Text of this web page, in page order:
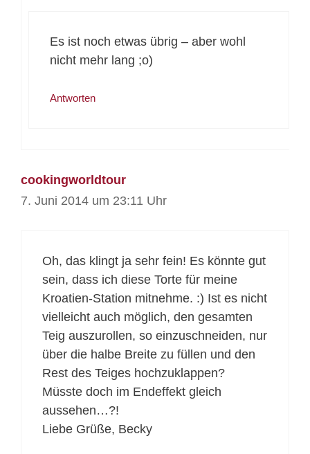
Es ist noch etwas übrig – aber wohl
nicht mehr lang ;o)
Antworten
cookingworldtour
7. Juni 2014 um 23:11 Uhr
Oh, das klingt ja sehr fein! Es könnte gut
sein, dass ich diese Torte für meine
Kroatien-Station mitnehme. :) Ist es nicht
vielleicht auch möglich, den gesamten
Teig auszurollen, so einzuschneiden, nur
über die halbe Breite zu füllen und den
Rest des Teiges hochzuklappen?
Müsste doch im Endeffekt gleich
aussehen…?!
Liebe Grüße, Becky